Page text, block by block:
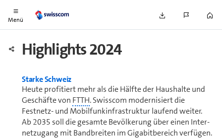
Menü
Einleitung
Highlights 2024
Starke Schweiz
Heute profitiert mehr als die Hälfte der Haushalte und
Geschäfte von FTTH. Swisscom mo­der­ni­siert die
Festnetz- und Mobilfunkinfrastruktur laufend weiter.
Ab 2035 soll die gesamte Bevölkerung über einen Inter-
netzugang mit Bandbreiten im Gigabitbereich verfügen.